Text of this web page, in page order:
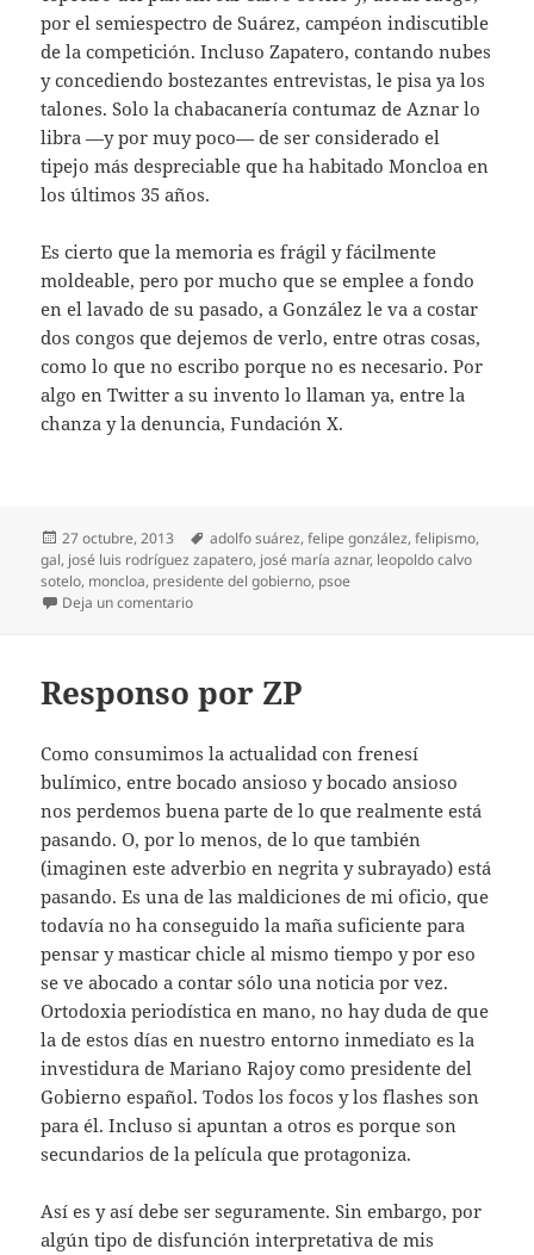
por el semiespectro de Suárez, campéon indiscutible
de la competición. Incluso Zapatero, contando nubes
y concediendo bostezantes entrevistas, le pisa ya los
talones. Solo la chabacanería contumaz de Aznar lo
libra —y por muy poco— de ser considerado el
tipejo más despreciable que ha habitado Moncloa en
los últimos 35 años.
Es cierto que la memoria es frágil y fácilmente
moldeable, pero por mucho que se emplee a fondo
en el lavado de su pasado, a González le va a costar
dos congos que dejemos de verlo, entre otras cosas,
como lo que no escribo porque no es necesario. Por
algo en Twitter a su invento lo llaman ya, entre la
chanza y la denuncia, Fundación X.
Publicado
el
27 octubre, 2013 Etiquetas
adolfo suárez,felipe gonzález,felipismo,
gal, josé luis rodríguez zapatero, josé maría aznar, leopoldo calvo
sotelo, moncloa, presidente del gobierno, psoe
Deja un comentarioen Fundación X
Responso por ZP
Como consumimos la actualidad con frenesí
bulímico, entre bocado ansioso y bocado ansioso
nos perdemos buena parte de lo que realmente está
pasando. O, por lo menos, de lo que también
(imaginen este adverbio en negrita y subrayado) está
pasando. Es una de las maldiciones de mi oficio, que
todavía no ha conseguido la maña suficiente para
pensar y masticar chicle al mismo tiempo y por eso
se ve abocado a contar sólo una noticia por vez.
Ortodoxia periodística en mano, no hay duda de que
la de estos días en nuestro entorno inmediato es la
investidura de Mariano Rajoy como presidente del
Gobierno español. Todos los focos y los flashes son
para él. Incluso si apuntan a otros es porque son
secundarios de la película que protagoniza.
Así es y así debe ser seguramente. Sin embargo, por
algún tipo de disfunción interpretativa de mis